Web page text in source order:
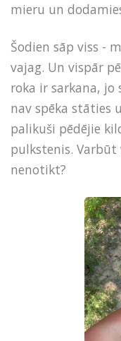
mieru un
Šodien sāp viss -
vajag. Un vispār
roka ir sarkana, jo
nav spēka stāties
palikuši pēdējie
pulkstenis. Varbūt
nenotikt?